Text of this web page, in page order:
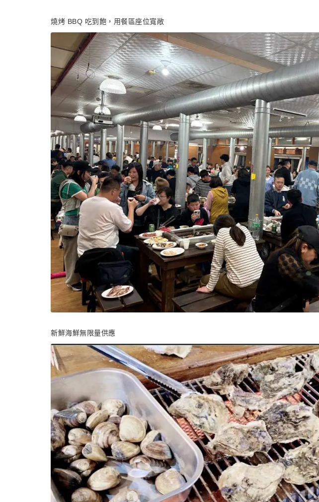
燒烤 BBQ 吃到飽，用餐區座位寬敞
新鮮海鮮無限量供應